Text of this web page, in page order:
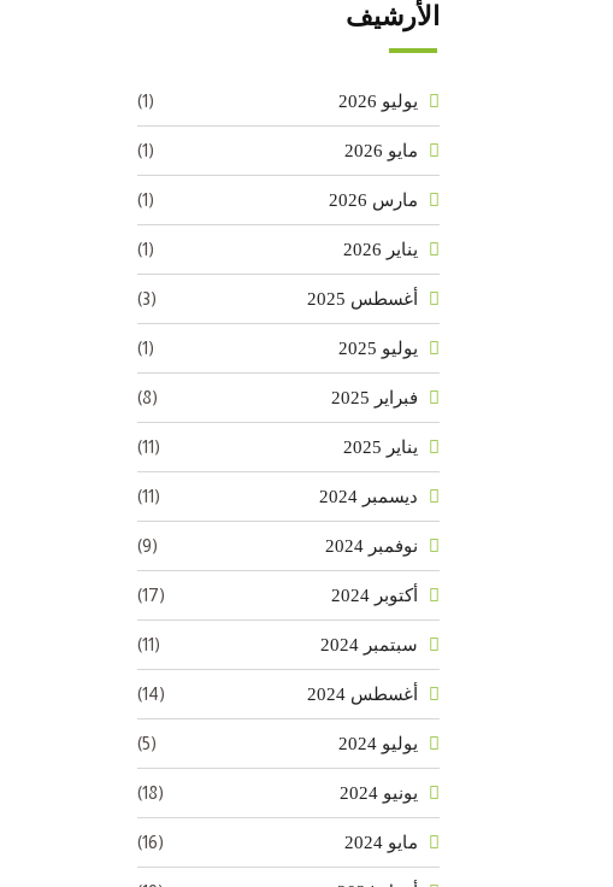
الأرشيف
يوليو 2026 (1)
مايو 2026 (1)
مارس 2026 (1)
يناير 2026 (1)
أغسطس 2025 (3)
يوليو 2025 (1)
فبراير 2025 (8)
يناير 2025 (11)
ديسمبر 2024 (11)
نوفمبر 2024 (9)
أكتوبر 2024 (17)
سبتمبر 2024 (11)
أغسطس 2024 (14)
يوليو 2024 (5)
يونيو 2024 (18)
مايو 2024 (16)